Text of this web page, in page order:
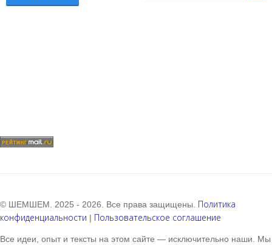
© ШЕМШЕМ. 2025 - 2026. Все права защищены. Политика
конфиденциальности | Пользовательское соглашение
Все идеи, опыт и тексты на этом сайте — исключительно наши. Мы